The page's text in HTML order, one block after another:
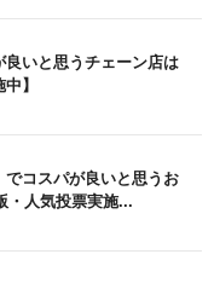
良いと思うチェーン店は
】
でコスパが良いと思うお
・人気投票実施...